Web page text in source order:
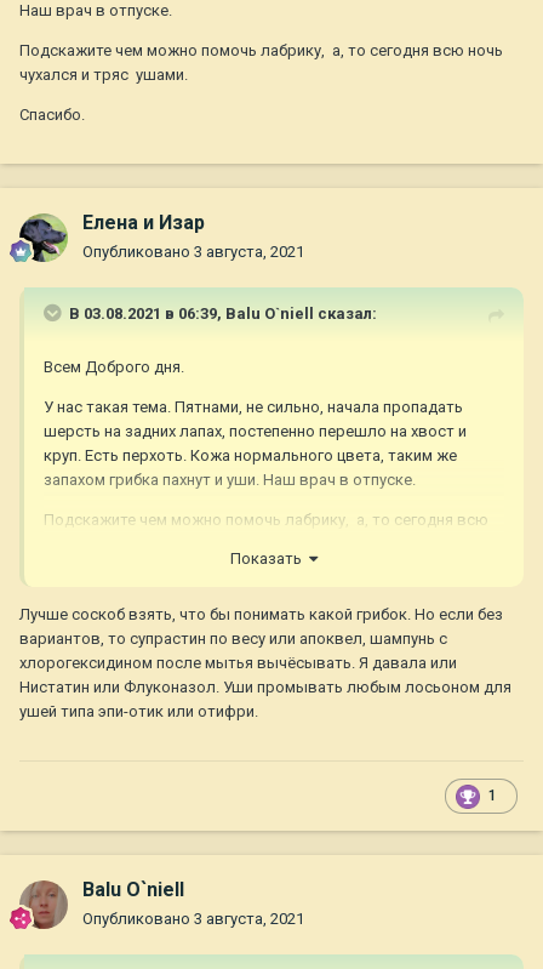
Наш врач в отпуске.
Подскажите чем можно помочь лабрику, а, то сегодня всю ночь
чухался и тряс ушами.
Спасибо.
Елена и Изар
Опубликовано 3 августа, 2021
В 03.08.2021 в 06:39, Balu O`niell сказал:
Всем Доброго дня.
У нас такая тема. Пятнами, не сильно, начала пропадать
шерсть на задних лапах, постепенно перешло на хвост и
круп. Есть перхоть. Кожа нормального цвета, таким же
запахом грибка пахнут и уши. Наш врач в отпуске.
Подскажите чем можно помочь лабрику, а, то сегодня всю
Показать
Лучше соскоб взять, что бы понимать какой грибок. Но если без
вариантов, то супрастин по весу или апоквел, шампунь с
хлорогексидином после мытья вычёсывать. Я давала или
Нистатин или Флуконазол. Уши промывать любым лосьоном для
ушей типа эпи-отик или отифри.
1
Balu O`niell
Опубликовано 3 августа, 2021